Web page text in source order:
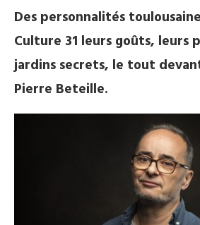
Des personnalités
Culture 31 leurs goûts, leurs
jardins secrets, le tout
Pierre Beteille.